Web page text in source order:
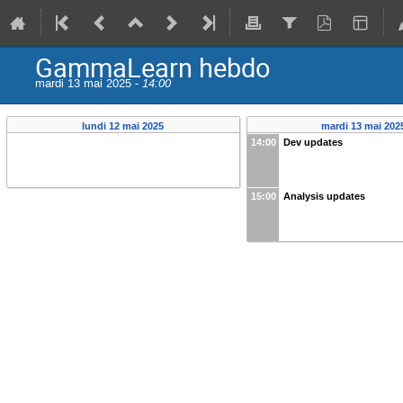
GammaLearn hebdo
mardi 13 mai 2025 - 14:00
lundi 12 mai 2025
mardi 13 mai
14:00
Dev updates
15:00 Analysis updates